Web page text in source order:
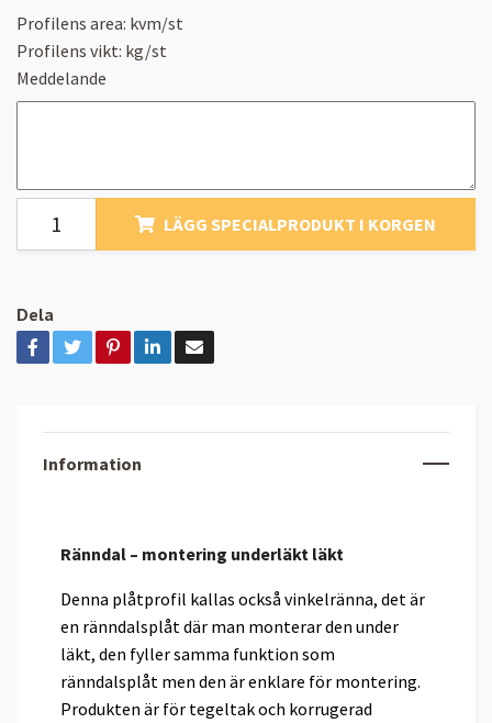
Profilens area: kvm/st
Profilens vikt: kg/st
Meddelande
LÄGG SPECIALPRODUKT I KORGEN
Dela
Information
Ränndal – montering underläkt läkt
Denna plåtprofil kallas också vinkelränna, det är
en ränndalsplåt där man monterar den under
läkt, den fyller samma funktion som
ränndalsplåt men den är enklare för montering.
Produkten är för tegeltak och korrugerad